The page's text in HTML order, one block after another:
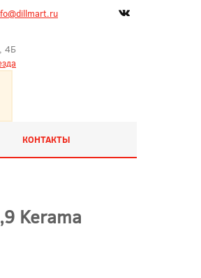
4Б
КОНТАКТЫ
Kerama